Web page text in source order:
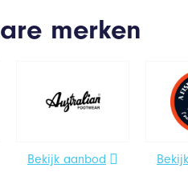
merken
Bekijk aanbod